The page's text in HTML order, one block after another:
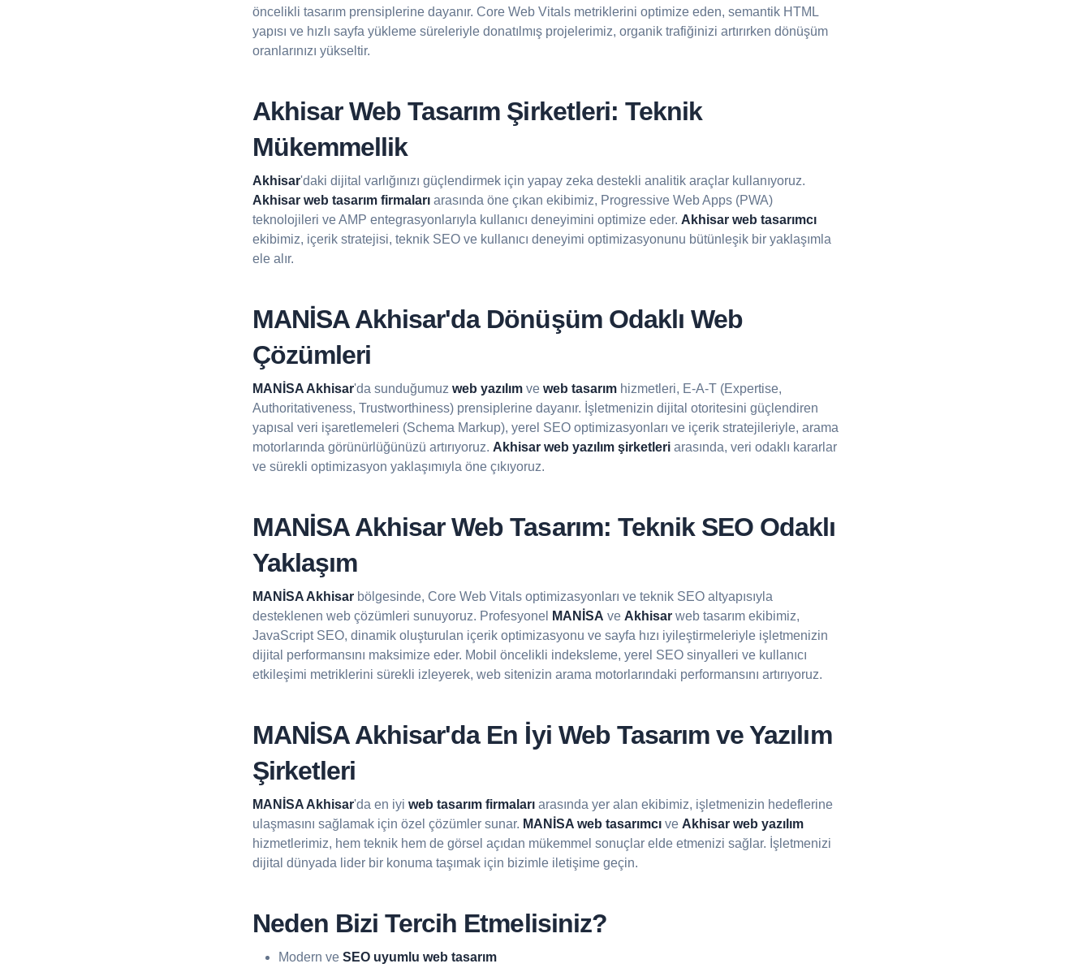
öncelikli tasarım prensiplerine dayanır. Core Web Vitals metriklerini optimize eden, semantik HTML
yapısı ve hızlı sayfa yükleme süreleriyle donatılmış projelerimiz, organik trafiğinizi artırırken dönüşüm
oranlarınızı yükseltir.
Akhisar Web Tasarım Şirketleri: Teknik
Mükemmellik
Akhisar'daki dijital varlığınızı güçlendirmek için yapay zeka destekli analitik araçlar kullanıyoruz.
Akhisar web tasarım firmalarıarasında öne çıkan ekibimiz, Progressive Web Apps (PWA)
teknolojileri ve AMP entegrasyonlarıyla kullanıcı deneyimini optimize eder. Akhisar web tasarımcı
ekibimiz, içerik stratejisi, teknik SEO ve kullanıcı deneyimi optimizasyonunu bütünleşik bir yaklaşımla
ele alır.
MANİSA Akhisar'da Dönüşüm Odaklı Web
Çözümleri
MANİSA Akhisar'da sunduğumuz web yazılımve web tasarımhizmetleri, E-A-T (Expertise,
Authoritativeness, Trustworthiness) prensiplerine dayanır. İşletmenizin dijital otoritesini güçlendiren
yapısal veri işaretlemeleri (Schema Markup), yerel SEO optimizasyonları ve içerik stratejileriyle, arama
motorlarında görünürlüğünüzü artırıyoruz. Akhisar web yazılım şirketleriarasında, veri odaklı kararlar
ve sürekli optimizasyon yaklaşımıyla öne çıkıyoruz.
MANİSA Akhisar Web Tasarım: Teknik SEO Odaklı
Yaklaşım
MANİSA Akhisarbölgesinde, Core Web Vitals optimizasyonları ve teknik SEO altyapısıyla
desteklenen web çözümleri sunuyoruz. Profesyonel
MANİSA ve Akhisarweb tasarım ekibimiz,
JavaScript SEO, dinamik oluşturulan içerik optimizasyonu ve sayfa hızı iyileştirmeleriyle işletmenizin
dijital performansını maksimize eder. Mobil öncelikli indeksleme, yerel SEO sinyalleri ve kullanıcı
etkileşimi metriklerini sürekli izleyerek, web sitenizin arama motorlarındaki performansını artırıyoruz.
MANİSA Akhisar'da En İyi Web Tasarım ve Yazılım
Şirketleri
MANİSA Akhisar'da en iyi web tasarım firmalarıarasında yer alan ekibimiz, işletmenizin hedeflerine
ulaşmasını sağlamak için özel çözümler sunar. MANİSA web tasarımcıve Akhisar web yazılım
hizmetlerimiz, hem teknik hem de görsel açıdan mükemmel sonuçlar elde etmenizi sağlar. İşletmenizi
dijital dünyada lider bir konuma taşımak için bizimle iletişime geçin.
Neden Bizi Tercih Etmelisiniz?
Modern ve SEO uyumlu web tasarım